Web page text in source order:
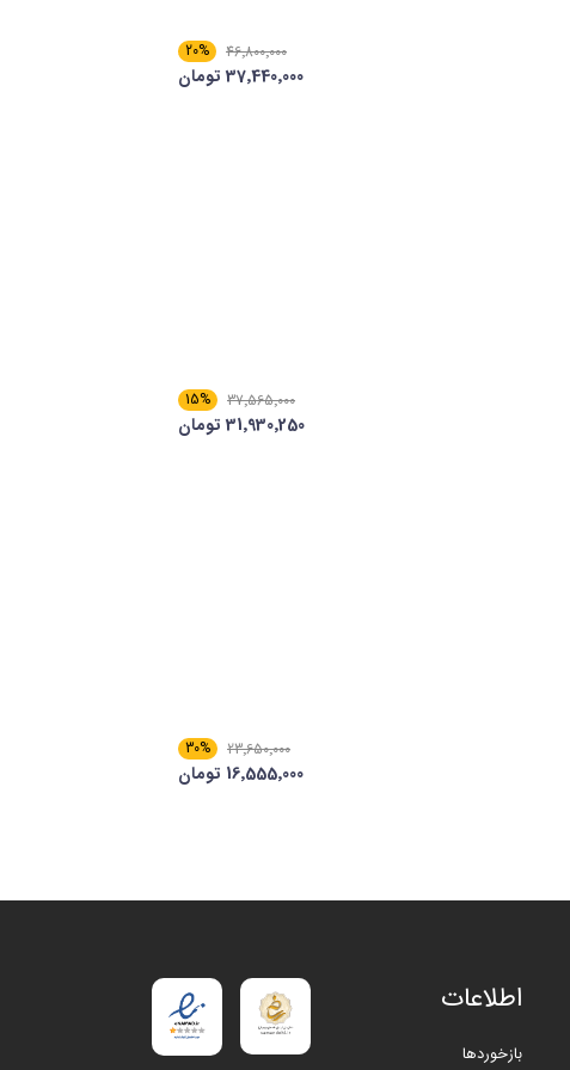
46٬800٬000
20%
37٬440٬000 تومان
37٬565٬000
15%
31٬930٬250 تومان
23٬650٬000
30%
16٬555٬000 تومان
اطلاعات
بازخوردها